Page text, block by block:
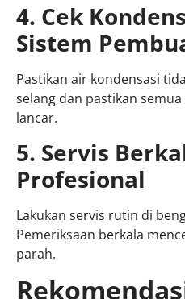
4. Cek
Sistem
Pastikan air kondensasi
selang dan pastikan
lancar.
5. Servis
Profesional
Lakukan servis rutin di
Pemeriksaan berkala
parah.